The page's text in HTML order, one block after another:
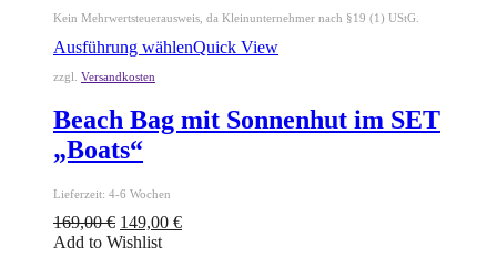
Kein Mehrwertsteuerausweis, da Kleinunternehmer nach §19 (1) UStG.
Ausführung wählenQuick View
zzgl. Versandkosten
Beach Bag mit Sonnenhut im SET
„Boats“
Lieferzeit: 4-6 Wochen
169,00€ 149,00 €
Add to Wishlist